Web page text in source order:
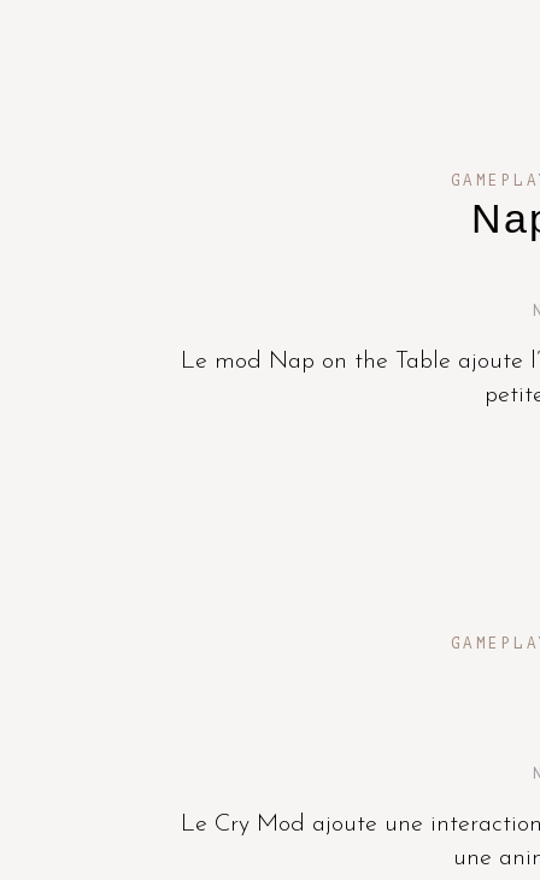
Le mod Nap on the Table ajoute
Le Cry Mod ajoute une
une